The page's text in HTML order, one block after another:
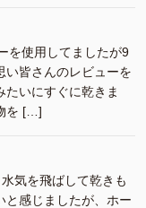
を使用してましたが9
い皆さんのレビューを
たいにすぐに乾きま
を […]
気を飛ばして乾きも
と感じましたが、ホー